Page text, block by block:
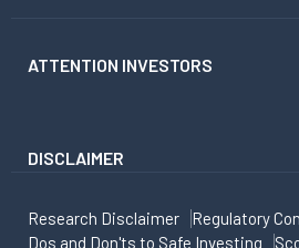
ATTENTION INVESTORS
DISCLAIMER
Research Disclaimer
Regulatory
Dos and Don'ts to Safe Investing